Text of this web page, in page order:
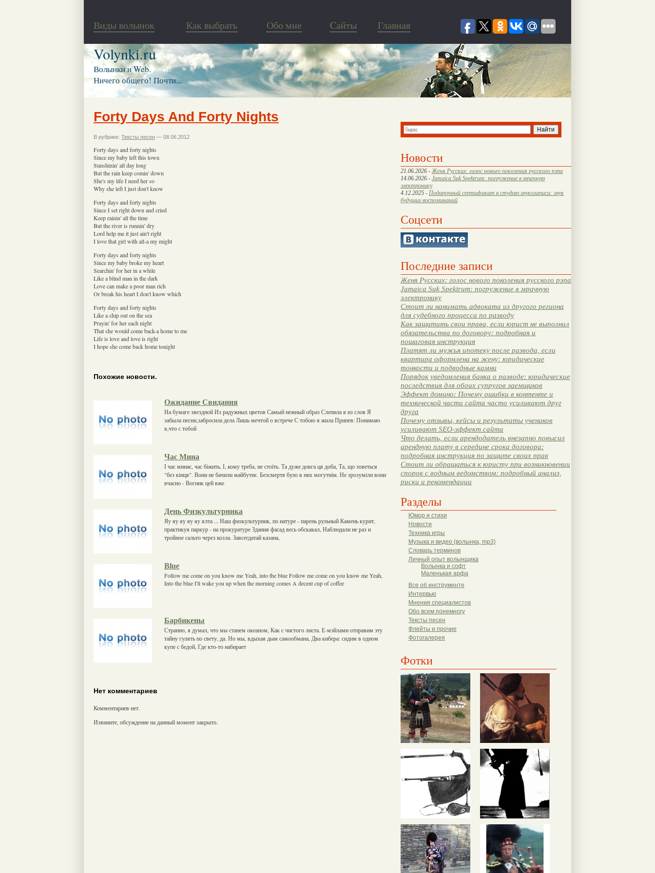
Виды волынок Как выбрать Обо мне Cайты Главная
Volynki.ru
Волынки и Web.
Ничего общего! Почти...
Новости
21.06.2026 - Женя Русских: голос нового поколения русского рэпа
14.06.2026 - Jamaica Suk Spektrum: погружение в мрачную
электронику
4.12.2025 - Подарочный сертификат в студию звукозаписи: звук
будущих воспоминаний
Соцсети
Последние записи
Женя Русских: голос нового поколения русского рэпа
Jamaica Suk Spektrum: погружение в мрачную
электронику
Стоит ли нанимать адвоката из другого региона
для судебного процесса по разводу
Как защитить свои права, если юрист не выполнил
обязательства по договору: подробная и
пошаговая инструкция
Платят ли мужья ипотеку после развода, если
квартира оформлена на жену: юридические
тонкости и подводные камни
Порядок уведомления банка о разводе: юридические
последствия для обоих супругов заемщиков
Эффект домино: Почему ошибки в контенте и
технической части сайта часто усиливают друг
друга
Почему отзывы, кейсы и результаты учеников
усиливают SEO-эффект сайта
Что делать, если арендодатель внезапно повысил
арендную плату в середине срока договора:
подробная инструкция по защите своих прав
Стоит ли обращаться к юристу при возникновении
споров с водным ведомством: подробный анализ,
риски и рекомендации
Разделы
Юмор и стихи
Новости
Техника игры
Музыка и видео (волынка, mp3)
Словарь терминов
Личный опыт волынщика
Волынка и софт
Маленькая арфа
Все об инструменте
Интервью
Мнения специалистов
Обо всем понемногу
Тексты песен
Флейты и прочие
Фотогалерея
Фотки
Forty Days And Forty Nights
В рубрике: Тексты песен — 08.06.2012
Forty days and forty nights
Since my baby left this town
Sunshinin' all day long
But the rain keep comin' down
She's my life I need her so
Why she left I just don't know
Forty days and forty nights
Since I set right down and cried
Keep rainin' all the time
But the river is runnin' dry
Lord help me it just ain't right
I love that girl with all-a my might
Forty days and forty nights
Since my baby broke my heart
Searchin' for her in a while
Like a blind man in the dark
Love can make a poor man rich
Or break his heart I don't know which
Forty days and forty nights
Like a ship out on the sea
Prayin' for her each night
That she would come back-a home to me
Life is love and love is right
I hope she come back home tonight
Похожие новости.
Ожидание Свидания
На бумаге звездной Из радужных цветов Самый нежный образ Слепила я из слов Я
забыла песни,забросила дела Лишь мечтой о встрече С тобою я жила Припев: Понимаю
я,что с тобой
Час Мина
І час минає, час біжить, І, кому треба, не стоїть. Та дуже довга ця доба, Та, що зоветься
"без кінця". Вони не бачили майбутнє. Безсмертя було в них могутнім. Не зрозуміли вони
вчасно - Вогник цей вже
День Физкультурника
Яу яу яу яу яу ялта ... Наш физкультурник, по натуре - парень рульный Камень курит,
практикуя паркур - на прокуратуре Здания фасад весь обскакал, Наблюдали не раз и
тройное сальто через козла. Завсегдатай казана,
Blue
Follow me come on you know me Yeah, into the blue Follow me come on you know me Yeah,
Into the blue I'll wake you up when the morning comes A decent cup of coffee
Барбикены
Странно, я думал, что мы станем океаном, Как с чистого листа. Е-мэйлами отправим эту
тайну гулять по свету, да. Но мы, вдыхая дым самообмана, Два кибера: сидим в одном
купе с бедой, Где кто-то набирает
Нет комментариев
Комментариев нет.
Извините, обсуждение на данный момент закрыто.